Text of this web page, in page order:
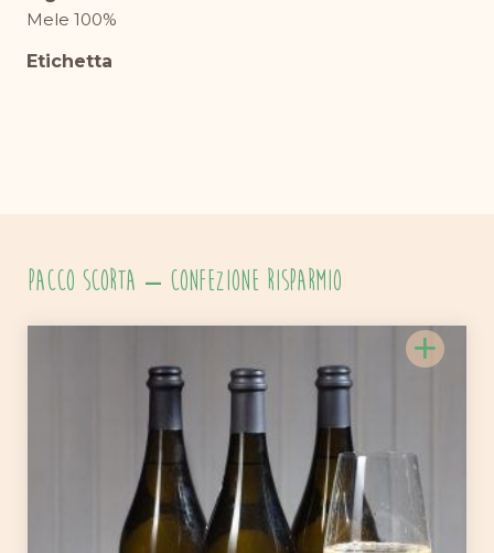
Mele 100%
Etichetta
PACCO SCORTA – Confezione risparmio
+